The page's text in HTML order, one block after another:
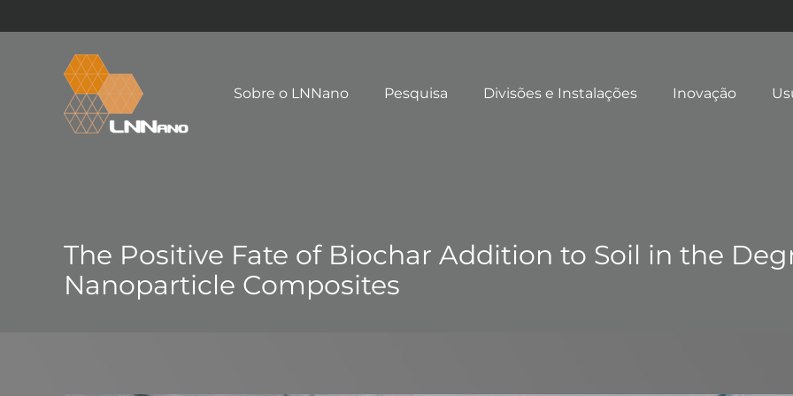
Sobre o LNNano Pesquisa Divisões e Instalações Inovação
The Positive Fate of Biochar Addition to Soil in the
Nanoparticle Composites